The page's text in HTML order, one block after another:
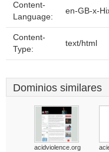
Content-
Language:
en-GB-x-
Content-
Type:
text/html
Dominios similares
acidviolence.org